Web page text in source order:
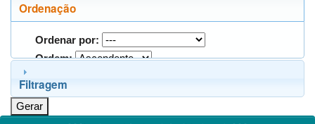
Ordenação
Ordenar por:
Ordem:
Filtragem